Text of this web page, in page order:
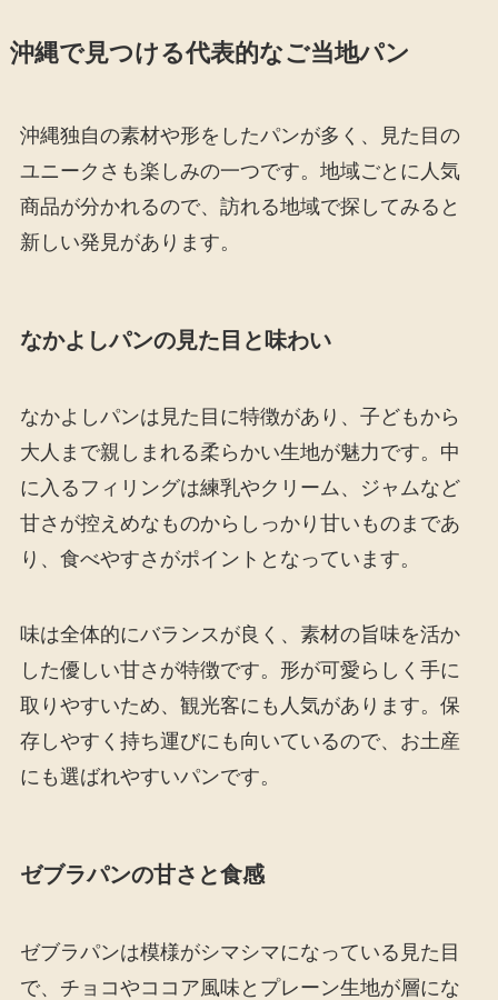
沖縄で見つける代表的なご当地パン
沖縄独自の素材や形をしたパンが多く、見た目の
ユニークさも楽しみの一つです。地域ごとに人気
商品が分かれるので、訪れる地域で探してみると
新しい発見があります。
なかよしパンの見た目と味わい
なかよしパンは見た目に特徴があり、子どもから
大人まで親しまれる柔らかい生地が魅力です。中
に入るフィリングは練乳やクリーム、ジャムなど
甘さが控えめなものからしっかり甘いものまであ
り、食べやすさがポイントとなっています。
味は全体的にバランスが良く、素材の旨味を活か
した優しい甘さが特徴です。形が可愛らしく手に
取りやすいため、観光客にも人気があります。保
存しやすく持ち運びにも向いているので、お土産
にも選ばれやすいパンです。
ゼブラパンの甘さと食感
ゼブラパンは模様がシマシマになっている見た目
で、チョコやココア風味とプレーン生地が層にな